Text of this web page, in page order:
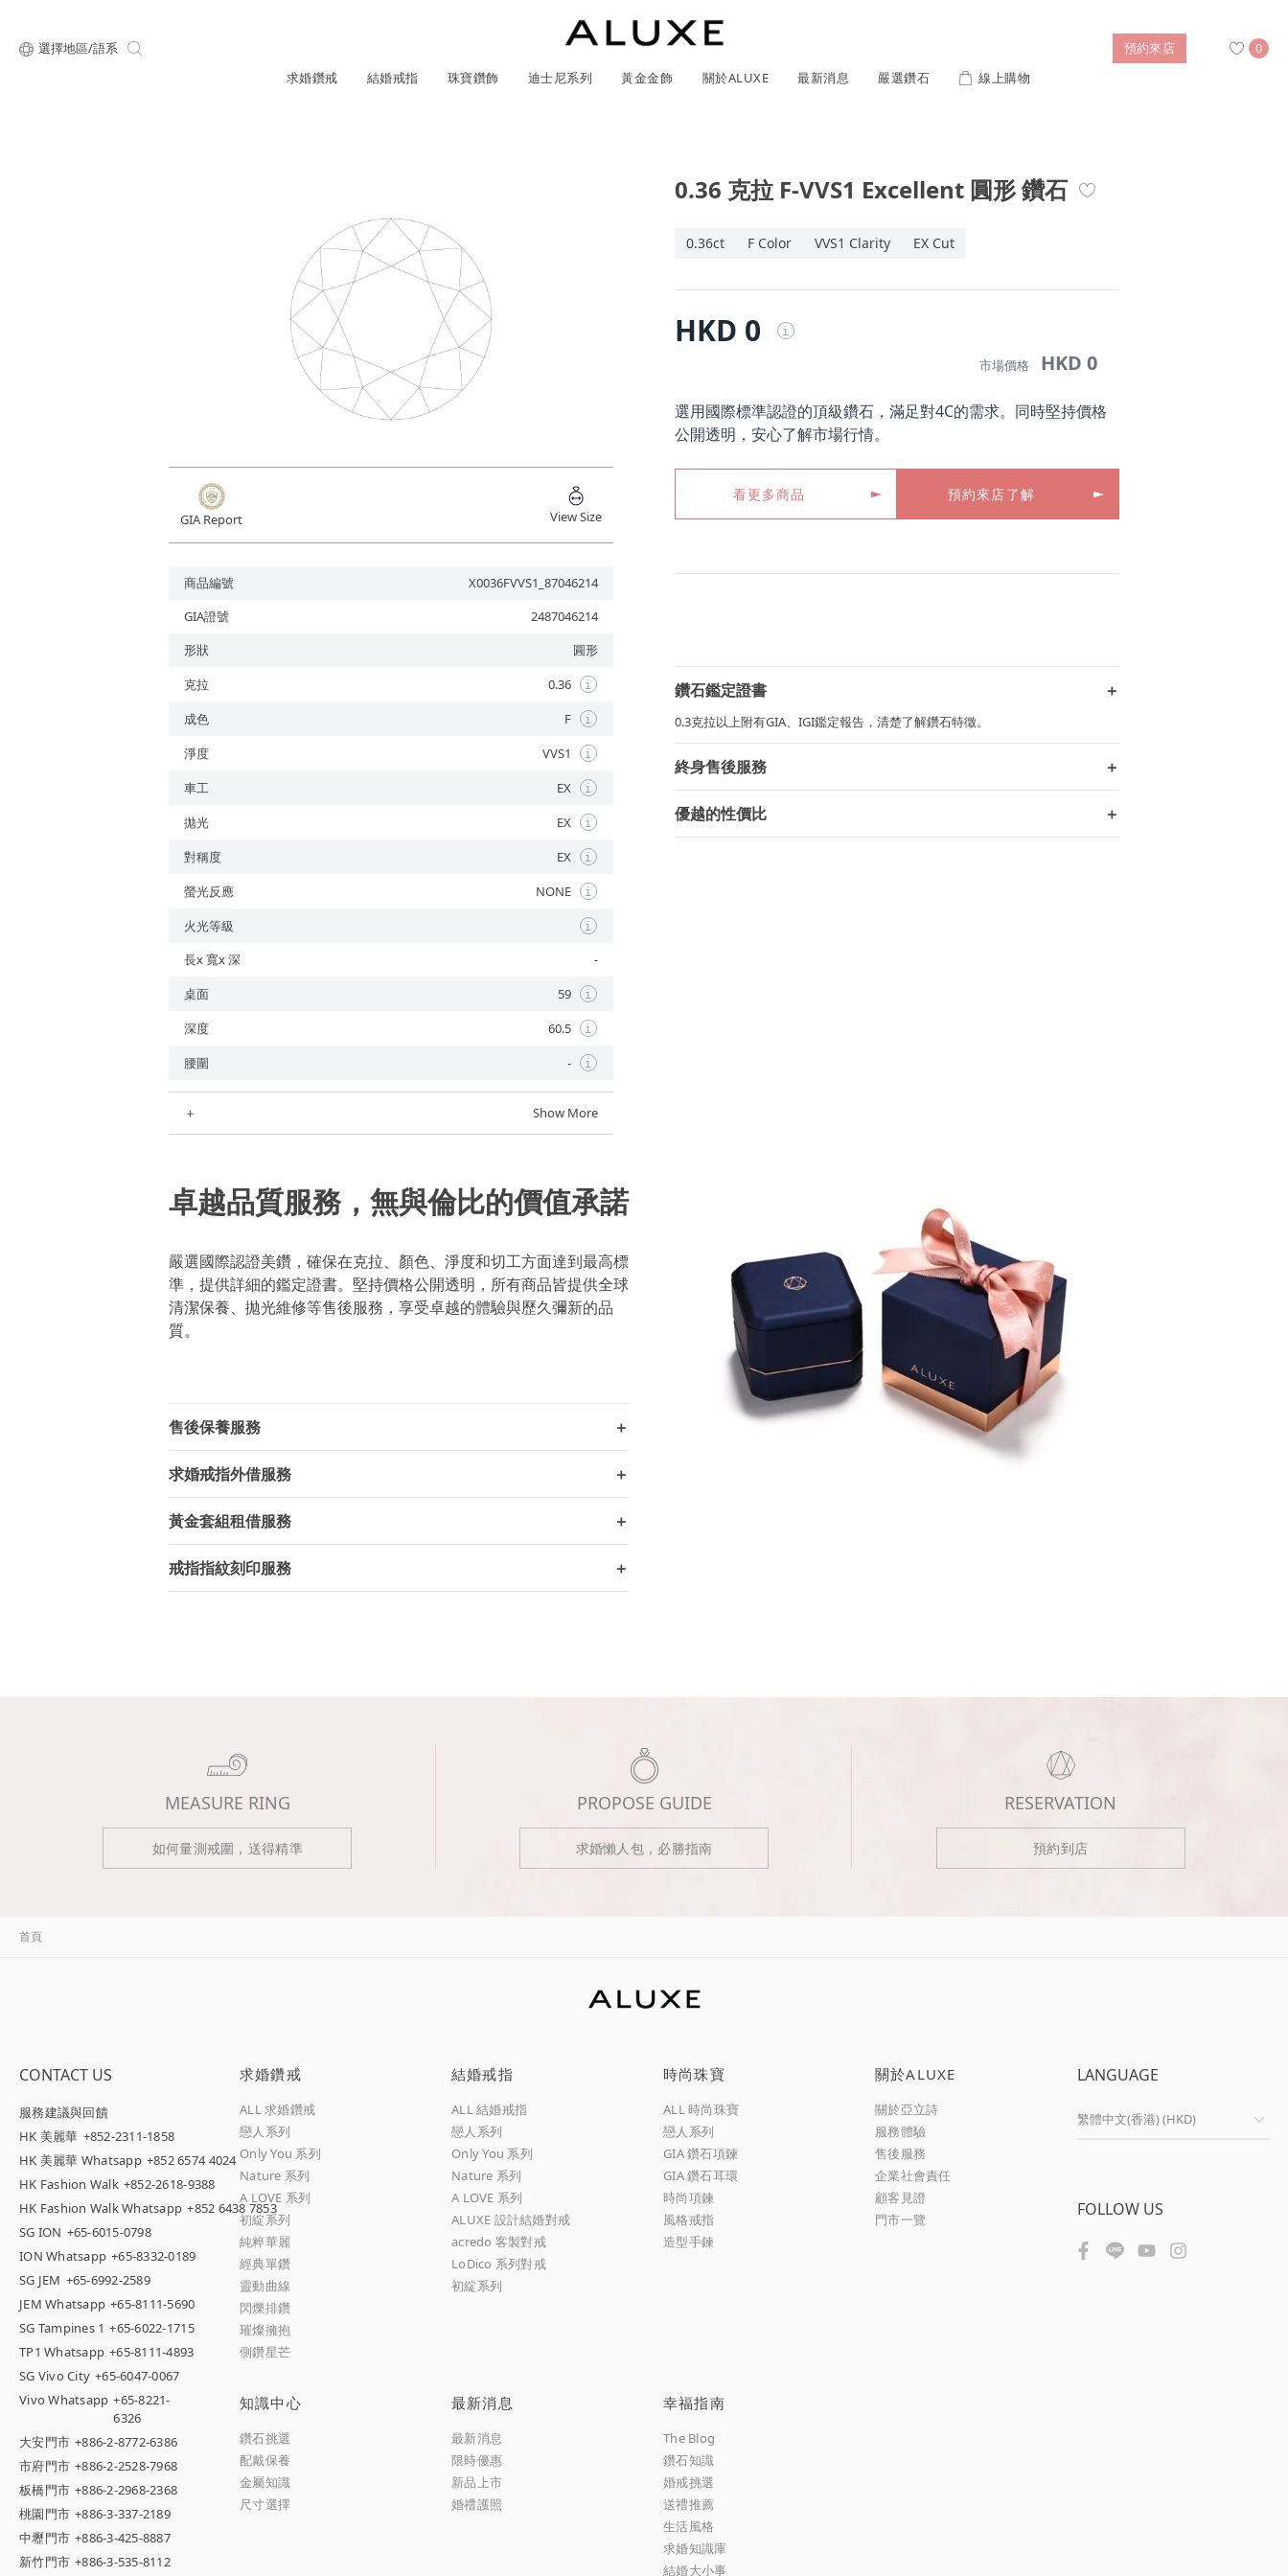
選擇地區/語系
求婚鑽戒
結婚戒指 珠寶鑽飾 迪士尼系列 黃金金飾 關於ALUXE 最新消息 嚴選鑽石 線上購物
預約來店 0
經典單鑽
ROSÉ My Love 粉紅鑽系列 迪士尼系列鑽戒
ALUXE All 結婚對戒
ALL 結婚戒指
GIA鑽石耳環
小熊維尼系列 冰雪奇緣系列
黃金戒指
服務體驗 售後服務
最新消息 幸福指南
祖母綠形
雷地恩形
ALUXE嚴選鑽石
鑽石知識4C
GIA Report View Size
商品編號
X0036FVVS1_87046214
GIA證號
2487046214
形狀
圓形
克拉
0.36 i
成色 F i
淨度 VVS1 i
車工 EX i
拋光 EX i
對稱度 EX i
螢光反應 NONE i
火光等級 i
長x 寬x 深
-
桌面
59 i
深度 60.5 i
腰圍 - i
＋ Show More
0.36 克拉 F-VVS1 Excellent 圓形 鑽石
0.36ct F Color VVS1 Clarity EX Cut
HKD 0 i
市場價格 HKD 0
選用國際標準認證的頂級鑽石，滿足對4C的需求。同時堅持價格
公開透明，安心了解市場行情。
看更多商品 預約來店了解
鑽石鑑定證書 ＋
0.3克拉以上附有GIA、IGI鑑定報告，清楚了解鑽石特徵。
終身售後服務 ＋
優越的性價比 ＋
卓越品質服務，無與倫比的價值承諾
嚴選國際認證美鑽，確保在克拉、顏色、淨度和切工方面達到最高標
準，提供詳細的鑑定證書。堅持價格公開透明，所有商品皆提供全球
清潔保養、拋光維修等售後服務，享受卓越的體驗與歷久彌新的品
質。
售後保養服務 ＋
求婚戒指外借服務 ＋
黃金套組租借服務 ＋
戒指指紋刻印服務 ＋
MEASURE RING
如何量測戒圍，送得精準
PROPOSE GUIDE
求婚懶人包，必勝指南
RESERVATION
預約到店
首頁
CONTACT US
服務建議與回饋
HK 美麗華 +852-2311-1858
HK 美麗華 Whatsapp +852 6574 4024
HK Fashion Walk +852-2618-9388
HK Fashion Walk Whatsapp +852 6438 7853
SG ION +65-6015-0798
ION Whatsapp +65-8332-0189
SG JEM +65-6992-2589
JEM Whatsapp +65-8111-5690
SG Tampines 1 +65-6022-1715
TP1 Whatsapp +65-8111-4893
SG Vivo City +65-6047-0067
Vivo Whatsapp +65-8221-
6326
大安門市 +886-2-8772-6386
市府門市 +886-2-2528-7968
板橋門市 +886-2-2968-2368
桃園門市 +886-3-337-2189
中壢門市 +886-3-425-8887
新竹門市 +886-3-535-8112
求婚鑽戒
ALL 求婚鑽戒
戀人系列
Only You 系列
Nature 系列
A LOVE 系列
初綻系列
純粹華麗
經典單鑽
靈動曲線
閃爍排鑽
璀燦擁抱
側鑽星芒
結婚戒指
ALL 結婚戒指
戀人系列
Only You 系列
Nature 系列
A LOVE 系列
ALUXE 設計結婚對戒
acredo 客製對戒
LoDico 系列對戒
初綻系列
時尚珠寶
ALL 時尚珠寶
戀人系列
GIA 鑽石項鍊
GIA 鑽石耳環
時尚項鍊
風格戒指
造型手鍊
關於ALUXE
關於亞立詩
服務體驗
售後服務
企業社會責任
顧客見證
門市一覽
知識中心
鑽石挑選
配戴保養
金屬知識
尺寸選擇
最新消息
最新消息
限時優惠
新品上市
婚禮護照
幸福指南
The Blog
鑽石知識
婚戒挑選
送禮推薦
生活風格
求婚知識庫
結婚大小事
LANGUAGE
FOLLOW US